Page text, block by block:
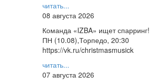
читать...
08 августа 2026
Команда «IZBA» ищет спарринг!
ПН (10.08),Торпедо, 20:30
https://vk.ru/christmasmusick
читать...
07 августа 2026